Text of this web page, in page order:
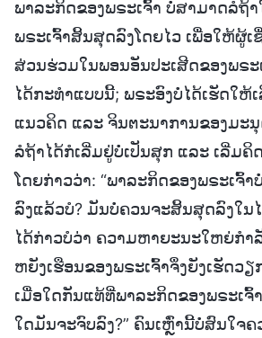
ພາລະກິດຂອງພຣະເຈົ້າ ບໍ່ສາມາດລໍຖ້
ພຣະເຈົ້າສິ້ນສຸດລົງໂດຍໄວ ເພື່ອໃຫ້ຜູ້
ສ່ວນຮ່ວມໃນພອນອັນປະເສີດຂອງພຣະ
ໄດ້ກະທຳແບບນີ້; ພຣະອົງບໍ່ໄດ້ເຮັດໃຫ້
ແນວຄິດ ແລະ ຈິນຕະນາການຂອງມະ
ລໍຖ້າໄດ້ກໍເລີ່ມຢູ່ບໍ່ເປັນສຸກ ແລະ ເລີ່ມຄິ
ໂດຍກ່າວວ່າ: “ພາລະກິດຂອງພຣະເຈົ້
ລົງແລ້ວບໍ? ມັນບໍ່ຄວນຈະສິ້ນສຸດລົງໃນ
ໄດ້ກ່າວບໍວ່າ ຄວາມຫາຍະນະໃຫຍ່ກຳ
ຫຍັງເຮືອນຂອງພຣະເຈົ້າຈຶ່ງຍັງເຮັດວຽ
ເມື່ອໃດກັນແທ້ທີ່ພາລະກິດຂອງພຣະເຈົ້
ໃດມັນຈະຈົບລົງ?” ຄົນເຫຼົ່ານີ້ບໍ່ສົນໃຈ